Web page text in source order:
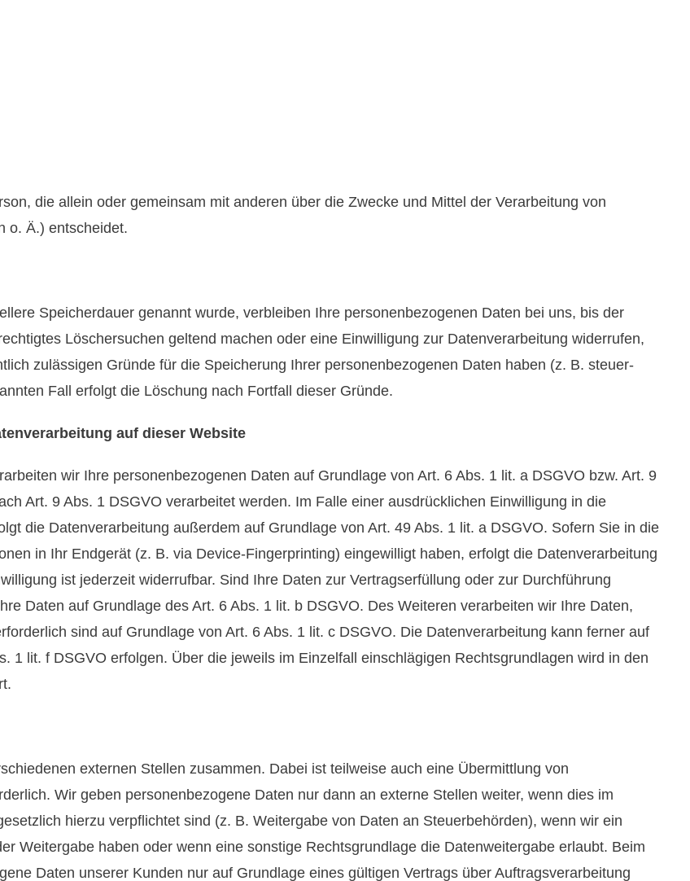
die allein oder gemeinsam mit anderen über die Zwecke und Mittel der Verarbeitung von
o. Ä.) entscheidet.
Speicherdauer genannt wurde, verbleiben Ihre personenbezogenen Daten bei uns, bis der
Löschersuchen geltend machen oder eine Einwilligung zur Datenverarbeitung widerrufen,
zulässigen Gründe für die Speicherung Ihrer personenbezogenen Daten haben (z. B. steuer-
Fall erfolgt die Löschung nach Fortfall dieser Gründe.
auf dieser Website
wir Ihre personenbezogenen Daten auf Grundlage von Art. 6 Abs. 1 lit. a DSGVO bzw. Art. 9
Art. 9 Abs. 1 DSGVO verarbeitet werden. Im Falle einer ausdrücklichen Einwilligung in die
die Datenverarbeitung außerdem auf Grundlage von Art. 49 Abs. 1 lit. a DSGVO. Sofern Sie in die
in Ihr Endgerät (z. B. via Device-Fingerprinting) eingewilligt haben, erfolgt die Datenverarbeitung
ist jederzeit widerrufbar. Sind Ihre Daten zur Vertragserfüllung oder zur Durchführung
Daten auf Grundlage des Art. 6 Abs. 1 lit. b DSGVO. Des Weiteren verarbeiten wir Ihre Daten,
sind auf Grundlage von Art. 6 Abs. 1 lit. c DSGVO. Die Datenverarbeitung kann ferner auf
1 lit. f DSGVO erfolgen. Über die jeweils im Einzelfall einschlägigen Rechtsgrundlagen wird in den
externen Stellen zusammen. Dabei ist teilweise auch eine Übermittlung von
Wir geben personenbezogene Daten nur dann an externe Stellen weiter, wenn dies im
hierzu verpflichtet sind (z. B. Weitergabe von Daten an Steuerbehörden), wenn wir ein
Weitergabe haben oder wenn eine sonstige Rechtsgrundlage die Datenweitergabe erlaubt. Beim
Daten unserer Kunden nur auf Grundlage eines gültigen Vertrags über Auftragsverarbeitung